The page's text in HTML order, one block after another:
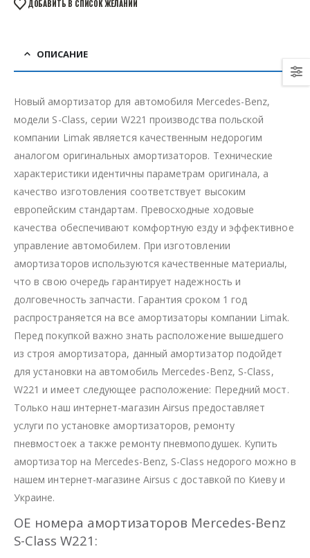
ДОБАВИТЬ В СПИСОК ЖЕЛАНИЙ
ОПИСАНИЕ
Новый амортизатор для автомобиля Mercedes-Benz,
модели S-Class, серии W221 производства польской
компании Limak является качественным недорогим
аналогом оригинальных амортизаторов. Технические
характеристики идентичны параметрам оригинала, а
качество изготовления соответствует высоким
европейским стандартам. Превосходные ходовые
качества обеспечивают комфортную езду и эффективное
управление автомобилем. При изготовлении
амортизаторов используются качественные материалы,
что в свою очередь гарантирует надежность и
долговечность запчасти. Гарантия сроком 1 год
распространяется на все амортизаторы компании Limak.
Перед покупкой важно знать расположение вышедшего
из строя амортизатора, данный амортизатор подойдет
для установки на автомобиль Mercedes-Benz, S-Class,
W221 и имеет следующее расположение: Передний мост.
Только наш интернет-магазин Airsus предоставляет
услуги по установке амортизаторов, ремонту
пневмостоек а также ремонту пневмоподушек. Купить
амортизатор на Mercedes-Benz, S-Class недорого можно в
нашем интернет-магазине Airsus с доставкой по Киеву и
Украине.
OE номера амортизаторов Mercedes-Benz
S-Class W221: